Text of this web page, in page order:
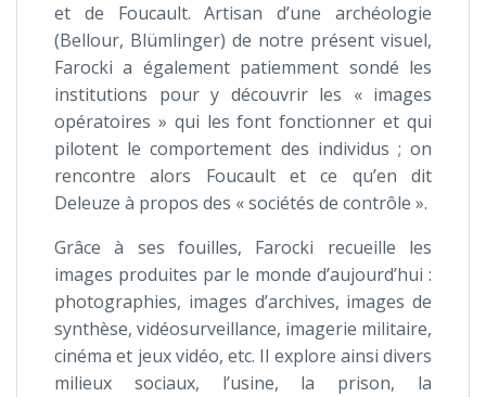
et de Foucault. Artisan d’une archéologie
(Bellour, Blümlinger) de notre présent visuel,
Farocki a également patiemment sondé les
institutions pour y découvrir les « images
opératoires » qui les font fonctionner et qui
pilotent le comportement des individus ; on
rencontre alors Foucault et ce qu’en dit
Deleuze à propos des « sociétés de contrôle ».
Grâce à ses fouilles, Farocki recueille les
images produites par le monde d’aujourd’hui :
photographies, images d’archives, images de
synthèse, vidéosurveillance, imagerie militaire,
cinéma et jeux vidéo, etc. Il explore ainsi divers
milieux sociaux, l’usine, la prison, la